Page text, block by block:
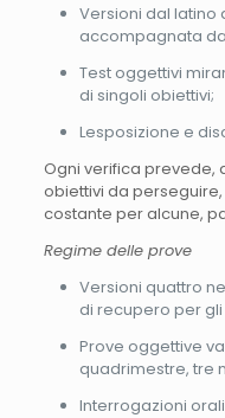
Versioni dal latino
accompagnata
Test oggettivi
di singoli obiettivi;
Lesposizione e
Ogni verifica prevede,
obiettivi da
costante per alcune,
Regime delle prove
Versioni quattro
di recupero per
Prove oggettive
quadrimestre, tre
Interrogazioni